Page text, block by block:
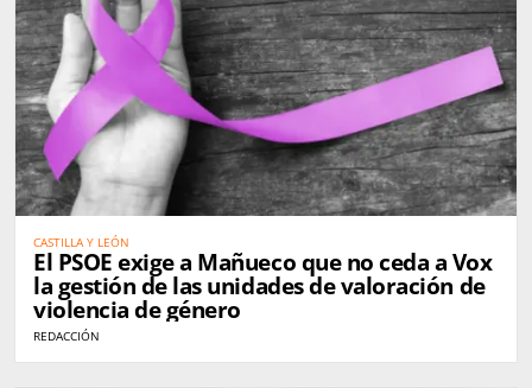
CASTILLA Y LEÓN
El PSOE exige a Mañueco que no ceda a Vox
la gestión de las unidades de valoración de
violencia de género
REDACCIÓN